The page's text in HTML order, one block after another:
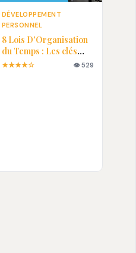
DÉVELOPPEMENT
PERSONNEL
8 Lois D'Organisation
du Temps : Les clés
pour une vie plus
★★★★☆ 👁 529